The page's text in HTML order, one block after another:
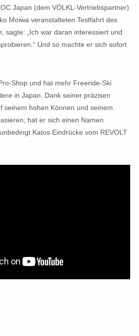
Japan (dem VÖLKL-Vertriebspartner)
Moiwa veranstalteten Testfahrt des
sagte: „Ich war daran interessiert und
Und so machte er sich sofort
Shop und hat mehr Freeride-Ski
in Japan. Dank seiner präzisen
seinem hohen Können und seinem
hat er sich einen Namen
Katos Eindrücke vom REVOLT